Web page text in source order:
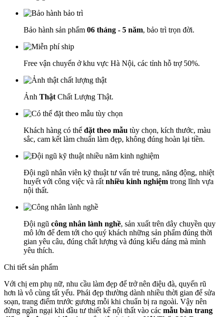
Bảo hành sản phẩm 06 tháng - 5 năm, bảo trì trọn đời.
Free vận chuyển ở khu vực Hà Nội, các tỉnh hỗ trợ 50%.
Ảnh Thật Chất Lượng Thật.
Khách hàng có thể đặt theo mẫu tùy chọn, kích thước, màu
sắc, cam kết làm chuẩn làm đẹp, không đúng hoàn lại tiền.
Đội ngũ nhân viên kỹ thuật tư vấn trẻ trung, năng động, nhiệt
huyết với công việc và rất nhiều kinh nghiệm trong lĩnh vựa
nội thất.
Đội ngũ công nhân lành nghề, sản xuất trên dây chuyền quy
mô lớn để đem tới cho quý khách những sản phẩm đúng thời
gian yêu câu, đúng chất lượng và đúng kiểu dáng mà mình
yêu thích.
Chi tiết sản phẩm
Với chị em phụ nữ, nhu cầu làm đẹp để trở nên điệu đà, quyến rũ
hơn là vô cùng tất yếu. Phái đẹp thường dành nhiều thời gian để sửa
soạn, trang điểm trước gương mỗi khi chuẩn bị ra ngoài. Vậy nên
đừng ngần ngại khi đầu tư thiết kế nội thất vào các mẫu bàn trang